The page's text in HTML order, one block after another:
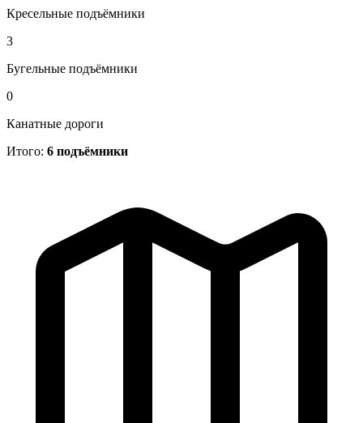
Кресельные подъёмники
3
Бугельные подъёмники
0
Канатные дороги
Итого: 6 подъёмники